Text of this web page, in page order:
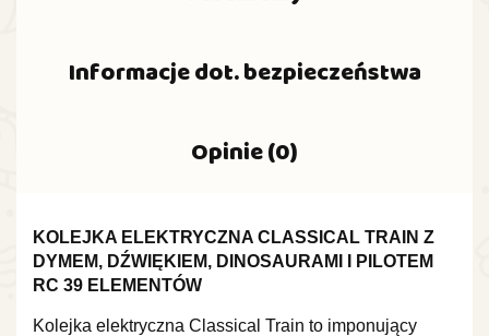
Informacje dot. bezpieczeństwa
Opinie (0)
KOLEJKA ELEKTRYCZNA CLASSICAL TRAIN Z
DYMEM, DŹWIĘKIEM, DINOSAURAMI I PILOTEM
RC 39 ELEMENTÓW
Kolejka elektryczna Classical Train to imponujący